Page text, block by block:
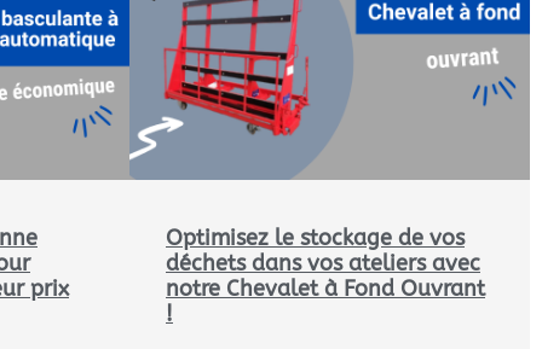
prix
Optimisez le stockage de vos
déchets dans vos ateliers avec
notre Chevalet à Fond Ouvrant
!